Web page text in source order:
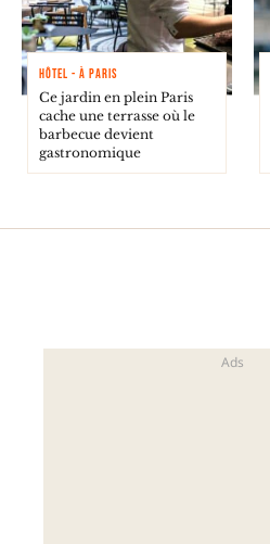
HÔTEL - À PARIS
Ce jardin en plein Paris
cache une terrasse où le
barbecue devient
gastronomique